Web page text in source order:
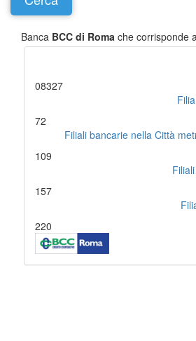
Banca BCC di Roma che corrisponde
08327
72
Filiali bancarie nella Città
109
157
220